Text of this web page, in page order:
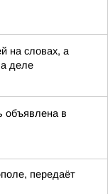
на словах, а
деле
объявлена в
передаёт